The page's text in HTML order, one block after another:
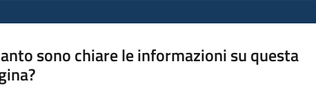
sono chiare le informazioni su questa